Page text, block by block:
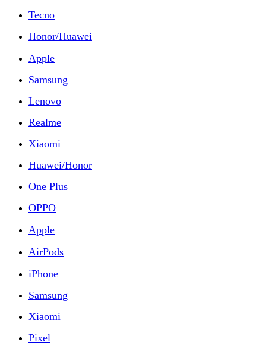
Tecno
Honor/Huawei
Apple
Samsung
Lenovo
Realme
Xiaomi
Huawei/Honor
One Plus
OPPO
Apple
AirPods
iPhone
Samsung
Xiaomi
Pixel